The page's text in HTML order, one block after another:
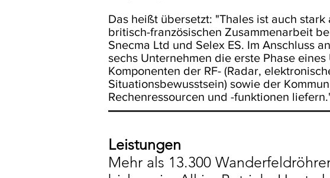
Das heißt übersetzt: "Thales ist auch
britisch-französischen Zusammenarbeit
Snecma Ltd und Selex ES. Im Anschluss
sechs Unternehmen die erste Phase
Komponenten der RF- (Radar,
Situationsbewusstsein) sowie der
Rechenressourcen und -funktionen
Leistungen
Mehr als 13.300